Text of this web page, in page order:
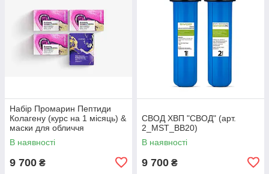
Набір Промарин Пептиди
Колагену (курс на 1 місяць) &
маски для обличчя
біоцелюлозні Skin Harmony
(5 саше)
В наявності
9 700 ₴
СВОД ХВП "СВОД" (арт.
2_MST_BB20)
В наявності
9 700 ₴